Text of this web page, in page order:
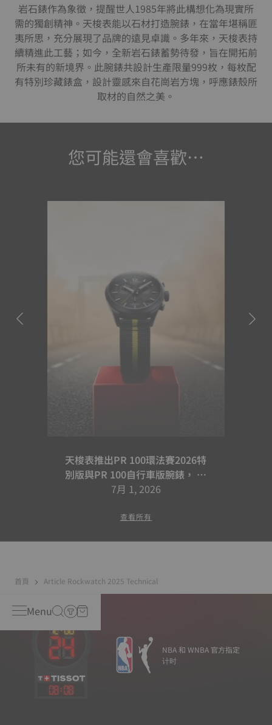
岩石錶作為象徵，提醒世人1985年將此構想化為現實所
需的獨創精神。天梭表能以石材打造腕錶，在當年堪稱匪
夷所思，充分展現了品牌的遠見卓識。多年來，天梭表持
續精進此工藝；如今，全新岩石錶蓄勢待發，旨在開拓前
所未有的新境界。此腕錶共設計生產限量999枚，每枚配
有特別珍藏錶盒，設計靈感來自花崗岩方塊，呼應錶殼所
取材的自然之美。
您可能還會喜歡…
天梭表推出PR 100環法賽2026特
別版與PR 100自行車版腕錶， 續
寫騎乘合作篇章
7月 1, 2026
查看所有
首頁 Article Rockwatch 2025 Technical
Menu
08:08
NBA 和 WNBA 官方指定
计时